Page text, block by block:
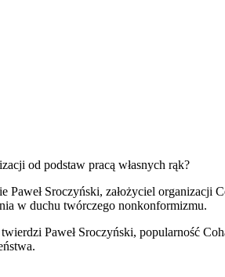
od podstaw pracą własnych rąk?
Sroczyński, założyciel organizacji
w duchu twórczego nonkonformizmu.
Paweł Sroczyński, popularność